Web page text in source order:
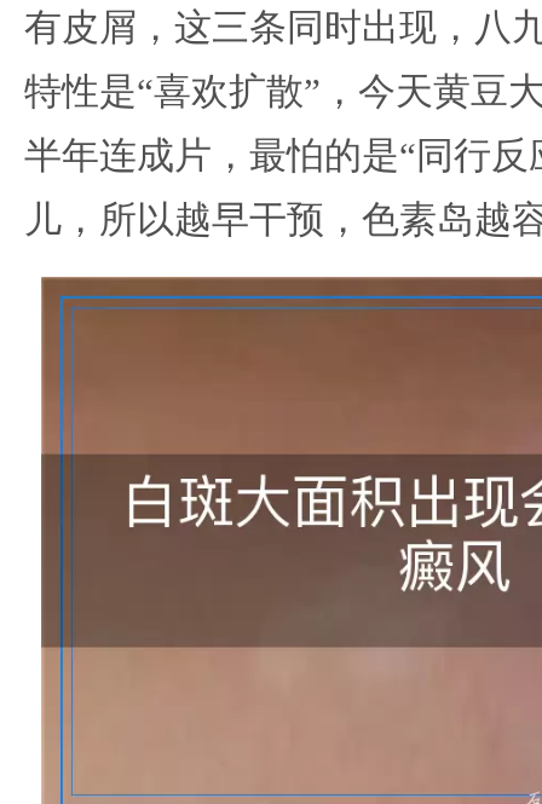
有皮屑，这三条同时出现，八
特性是“喜欢扩散”，今天黄豆
半年连成片，最怕的是“同行
儿，所以越早干预，色素岛越